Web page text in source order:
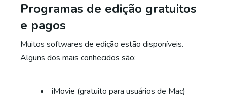
Programas de edição gratuitos
e pagos
Muitos softwares de edição estão disponíveis.
Alguns dos mais conhecidos são:
iMovie (gratuito para usuários de Mac)